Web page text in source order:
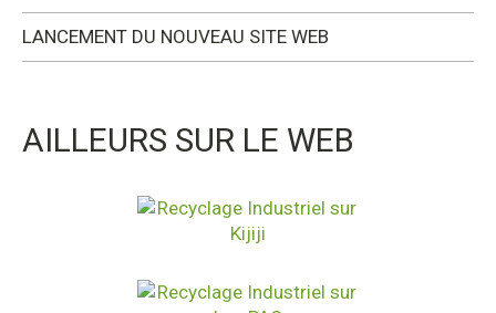
LANCEMENT DU NOUVEAU SITE WEB
AILLEURS SUR LE WEB